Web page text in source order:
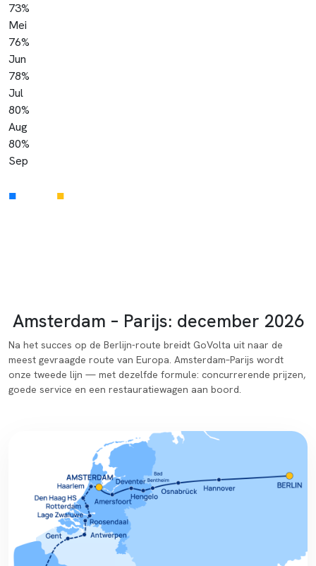
73%
Mei
76%
Jun
78%
Jul
80%
Aug
80%
Sep
■ ■
Amsterdam – Parijs: december 2026
Na het succes op de Berlijn-route breidt GoVolta uit naar de
meest gevraagde route van Europa. Amsterdam–Parijs wordt
onze tweede lijn — met dezelfde formule: concurrerende prijzen,
goede service en een restauratiewagen aan boord.